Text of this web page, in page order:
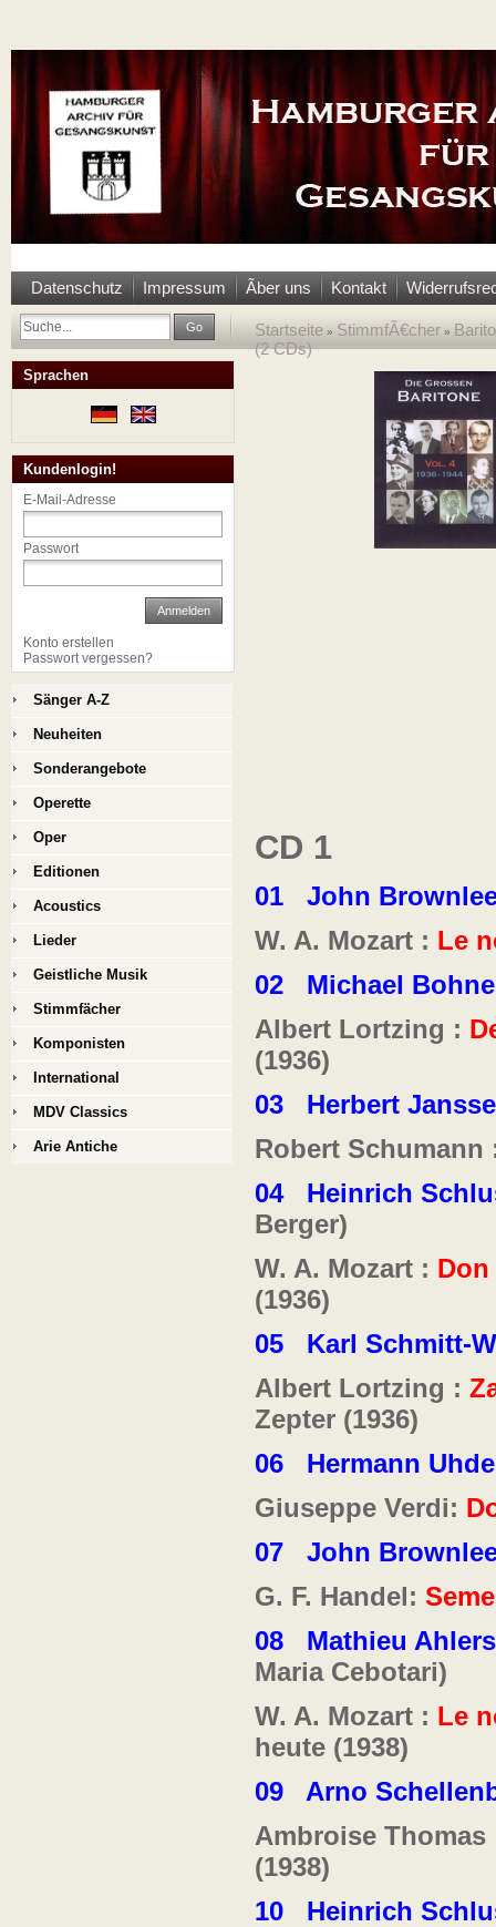
Datenschutz Impressum Ãber uns Kontakt
Go Startseite » StimmfÃ€cher »
(2 CDs)
CD 1
01 John
W. A. Mozart : Le
02 Michael
Albert Lortzing :
(1936)
03 Herbert
Robert
04 Heinrich
Berger)
W. A. Mozart :
(1936)
05 Karl Schmitt-
Albert Lortzing :
Zepter (1936)
06 Hermann Uhde
Giuseppe Verdi:
07 John
G. F. Handel:
08 Mathieu
Maria Cebotari)
W. A. Mozart : Le
heute (1938)
09 Arno
Ambroise
(1938)
10 Heinrich
Sprachen
Kundenlogin!
E-Mail-Adresse
Passwort
Anmelden
Konto erstellen
Passwort vergessen?
Sänger A-Z
Neuheiten
Sonderangebote
Operette
Oper
Editionen
Acoustics
Lieder
Geistliche Musik
Stimmfächer
Komponisten
International
MDV Classics
Arie Antiche